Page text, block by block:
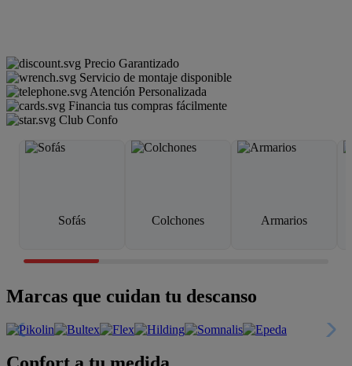
Precio Garantizado
Servicio de montaje disponible
Atención Personalizada
Financia tus compras fácilmente
Club Confo
Sofás Colchones Armarios
Marcas que cuidan tu descanso